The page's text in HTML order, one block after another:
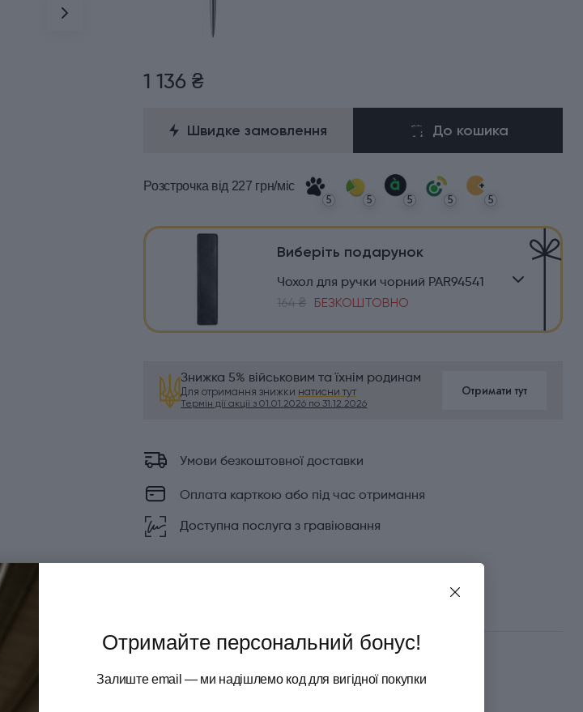
1 136 ₴
Швидке замовлення До кошика
Розстрочка від 227 грн/міс
5 5 5 5 5
Виберіть подарунок
Чохол для ручки чорний PAR94541
164 ₴ БЕЗКОШТОВНО
Знижка 5% військовим та їхнім родинам
Для отримання знижки натисни тут
Термін дії акції з 01.01.2026 по 31.12.2026
Отримати тут
Умови безкоштовної доставки
Оплата карткою або під час отримання
Доступна послуга з гравіювання
дизайн із
використання та
Отримайте персональний бонус!
Залиште email — ми надішлемо код для вигідної покупки